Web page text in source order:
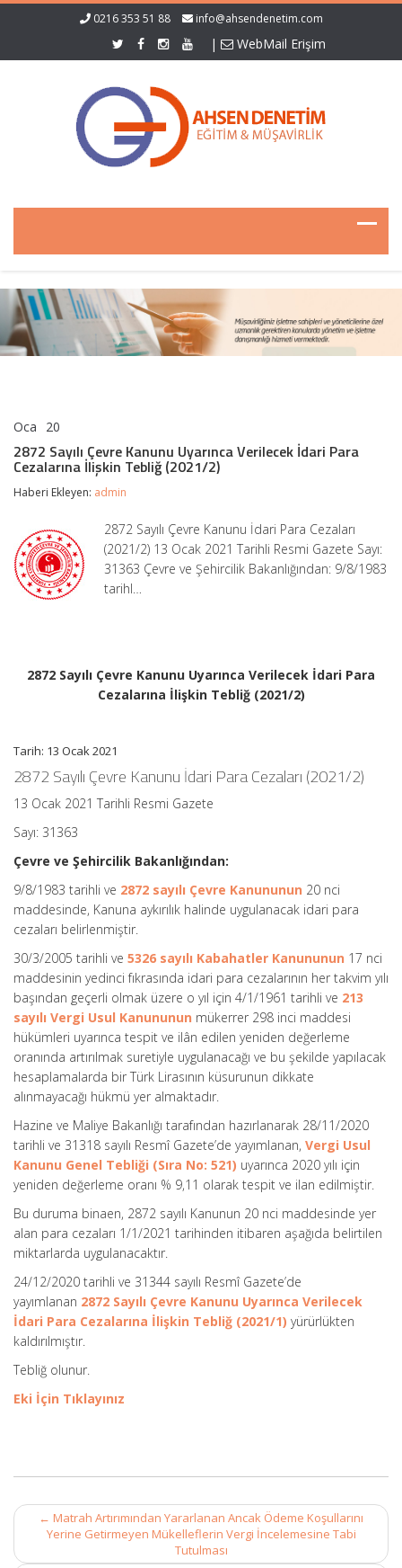
0216 353 51 88 info@ahsendenetim.com
| WebMail Erişim
Oca 20
Çevre
Kanunu
Uyarınca
Cezalarına
İlişkin
Tebliğ
(2021/2)
2872 Sayılı Çevre Kanunu Uyarınca Verilecek İdari Para
Cezalarına İlişkin Tebliğ (2021/2)
Haberi Ekleyen: admin
2872 Sayılı Çevre Kanunu İdari Para Cezaları
(2021/2) 13 Ocak 2021 Tarihli Resmi Gazete Sayı:
31363 Çevre ve Şehircilik Bakanlığından: 9/8/1983
tarihl…
2872 Sayılı Çevre Kanunu Uyarınca Verilecek İdari Para
Cezalarına İlişkin Tebliğ (2021/2)
Tarih: 13 Ocak 2021
2872 Sayılı Çevre Kanunu İdari Para Cezaları (2021/2)
13 Ocak 2021 Tarihli Resmi Gazete
Sayı: 31363
Çevre ve Şehircilik Bakanlığından:
9/8/1983 tarihli ve 2872 sayılı Çevre Kanununun 20 nci
maddesinde, Kanuna aykırılık halinde uygulanacak idari para
cezaları belirlenmiştir.
30/3/2005 tarihli ve 5326 sayılı Kabahatler Kanununun 17 nci
maddesinin yedinci fıkrasında idari para cezalarının her takvim yılı
başından geçerli olmak üzere o yıl için 4/1/1961 tarihli ve 213
sayılı Vergi Usul Kanununun mükerrer 298 inci maddesi
hükümleri uyarınca tespit ve ilân edilen yeniden değerleme
oranında artırılmak suretiyle uygulanacağı ve bu şekilde yapılacak
hesaplamalarda bir Türk Lirasının küsurunun dikkate
alınmayacağı hükmü yer almaktadır.
Hazine ve Maliye Bakanlığı tarafından hazırlanarak 28/11/2020
tarihli ve 31318 sayılı Resmî Gazete’de yayımlanan, Vergi Usul
Kanunu Genel Tebliği (Sıra No: 521) uyarınca 2020 yılı için
yeniden değerleme oranı % 9,11 olarak tespit ve ilan edilmiştir.
Bu duruma binaen, 2872 sayılı Kanunun 20 nci maddesinde yer
alan para cezaları 1/1/2021 tarihinden itibaren aşağıda belirtilen
miktarlarda uygulanacaktır.
24/12/2020 tarihli ve 31344 sayılı Resmî Gazete’de
yayımlanan 2872 Sayılı Çevre Kanunu Uyarınca Verilecek
İdari Para Cezalarına İlişkin Tebliğ (2021/1) yürürlükten
kaldırılmıştır.
Tebliğ olunur.
Eki İçin Tıklayınız
Post
navigation
← Matrah Artırımından Yararlanan Ancak Ödeme Koşullarını
Yerine Getirmeyen Mükelleflerin Vergi İncelemesine Tabi
Tutulması